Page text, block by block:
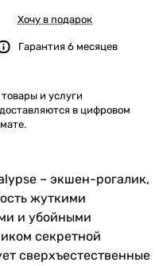
Хочу в подарок
Гарантия 6 месяцев
и услуги
в цифровом
– экшен-рогалик,
жуткими
и убойными
секретной
сверхъестественные